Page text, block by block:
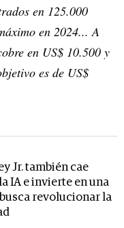
en 125.000
en 2024... A
en US$ 10.500 y
es de US$
Jr. también cae
IA e invierte en una
revolucionar la